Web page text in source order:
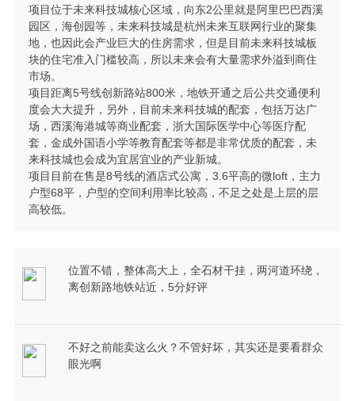
项目位于未来科技城核心区域，向东2公里就是阿里巴巴西溪
园区，海创园等，未来科技城是杭州未来互联网行业的聚集
地，也因此会产业巨大的住房需求，但是目前未来科技城板
块的住宅准入门槛较高，所以未来会有大量需求外溢到商住
市场。
项目距离5号线创新路站800米，地铁开通之后公共交通便利
度会大大提升，另外，目前未来科技城的配套，包括万达广
场，西溪海港城等商业配套，浙大国际医学中心等医疗配
套，金成外国语小学等教育配套等都是非常优质的配套，未
来科技城也会成为宜居宜业的产业新城。
项目目前在售是8号线的酒店式公寓，3.6平高的微loft，主力
户型68平，户型的空间利用率比较高，不足之处是上层的层
高较低。
位置不错，整体高大上，全石材干挂，两河道环绕，
离创新路地铁站近，5分好评
不好之前能卖这么火？不管好坏，其实还是要看群众
眼光啊